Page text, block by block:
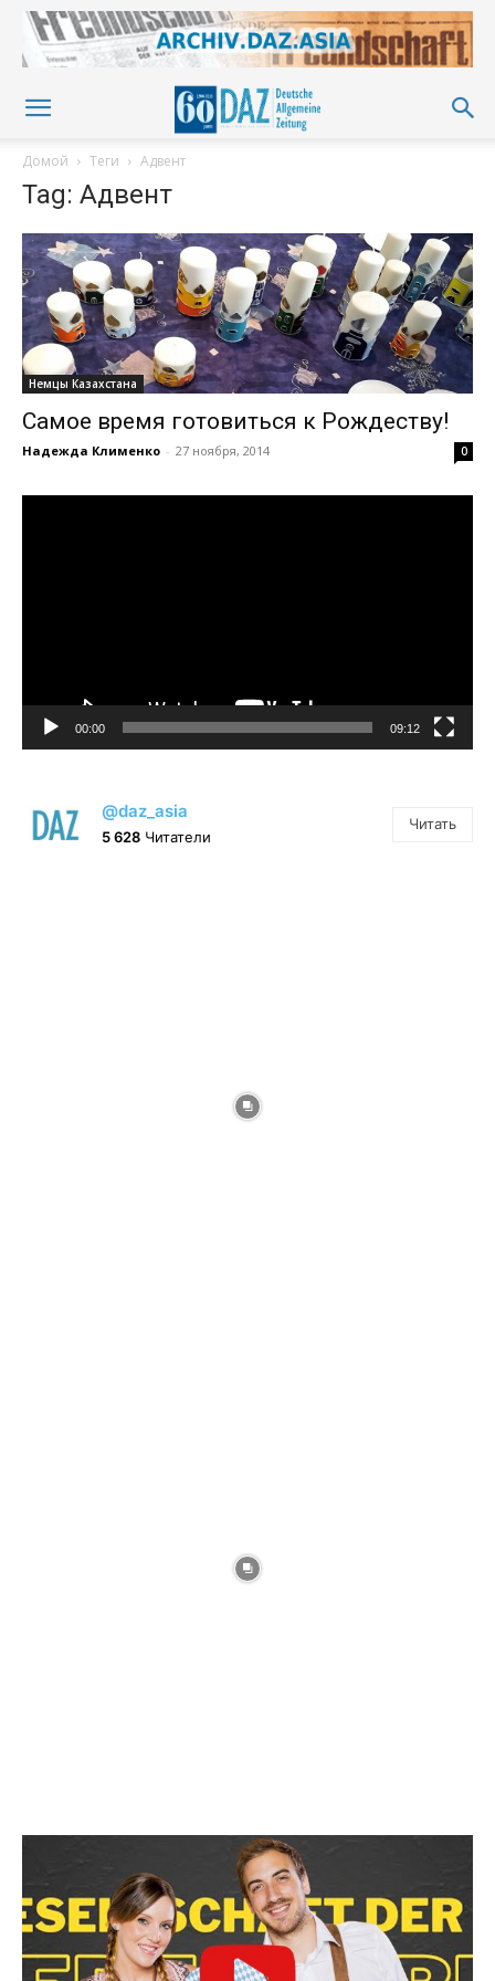
Домой Теги Адвент
Tag: Адвент
Немцы Казахстана
Самое время готовиться к Рождеству!
Надежда Клименко - 27 ноября, 2014 0
00:00 09:12
@daz_asia
5 628 Читатели
Читать